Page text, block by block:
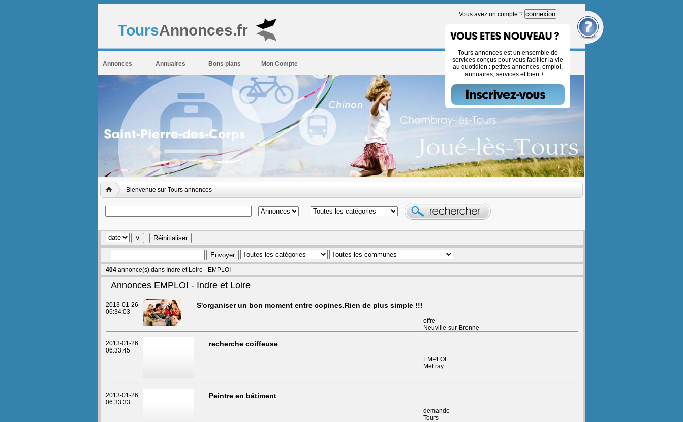
ToursAnnonces.fr
Tours annonces est un ensemble de
services conçus pour vous faciliter la vie
au quotidien : petites annonces, emploi,
annuaires, services et bien + ...
Vous avez un compte ? connexion
Annonces Annuaires Bons plans Mon Compte
Bienvenue sur Tours annonces
404 annonce(s) dans Indre et Loire - EMPLOI
Annonces EMPLOI - Indre et Loire
2013-01-26
06:34:03
S'organiser un bon moment entre copines.Rien de plus simple !!!
offre
Neuville-sur-Brenne
2013-01-26
06:33:45
recherche coiffeuse
EMPLOI
Mettray
2013-01-26
06:33:33
Peintre en bâtiment
demande
Tours